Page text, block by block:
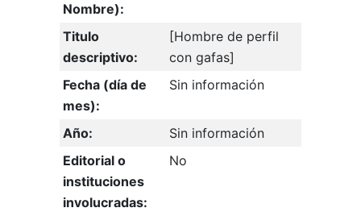
Nombre):
Titulo
descriptivo:
[Hombre de perfil
con gafas]
Fecha (día de
mes):
Sin información
Año:
Sin información
Editorial o
instituciones
involucradas:
No